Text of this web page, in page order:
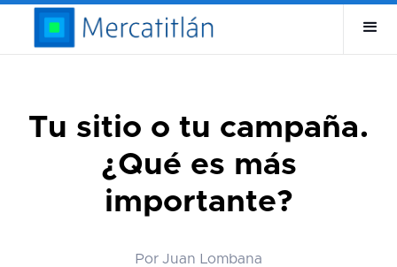
Tu sitio o tu campaña.
¿Qué es más
importante?
Por Juan Lombana